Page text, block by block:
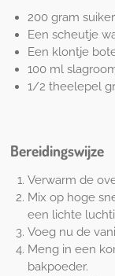
200 gram suiker
Een scheutje
Een klontje
100 ml
1/2 theelepel
Bereidingswijze
Verwarm de
Mix op hoge
een lichte
Voeg nu de
Meng in een
bakpoeder.